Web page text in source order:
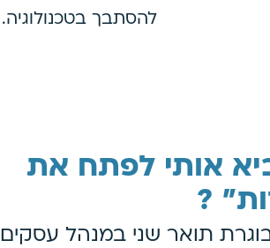
להסתבך בטכנולוגיה.
אותי לפתח את
תואר שני במנהל עסקים